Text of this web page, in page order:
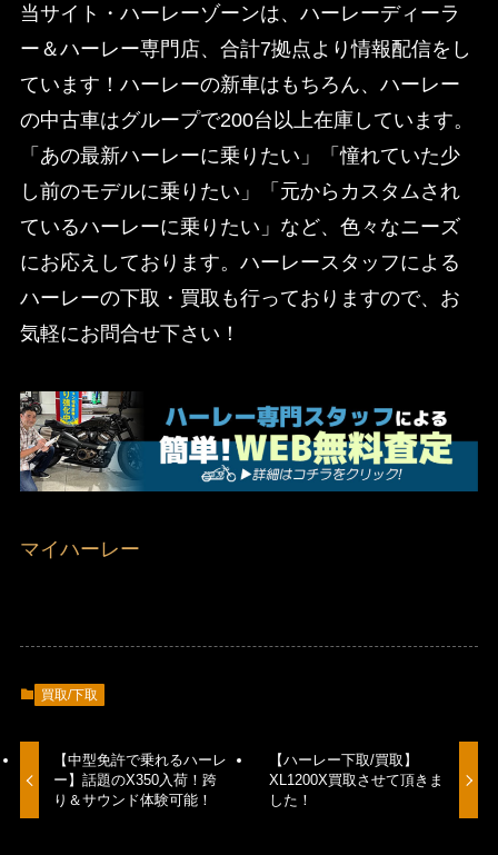
当サイト・ハーレーゾーンは、ハーレーディーラ
ー＆ハーレー専門店、合計7拠点より情報配信をし
ています！ハーレーの新車はもちろん、ハーレー
の中古車はグループで200台以上在庫しています。
「あの最新ハーレーに乗りたい」「憧れていた少
し前のモデルに乗りたい」「元からカスタムされ
ているハーレーに乗りたい」など、色々なニーズ
にお応えしております。ハーレースタッフによる
ハーレーの下取・買取も行っておりますので、お
気軽にお問合せ下さい！
マイハーレー
買取/下取
【中型免許で乗れるハーレ
ー】話題のX350入荷！跨
り＆サウンド体験可能！
【ハーレー下取/買取】
XL1200X買取させて頂きま
した！